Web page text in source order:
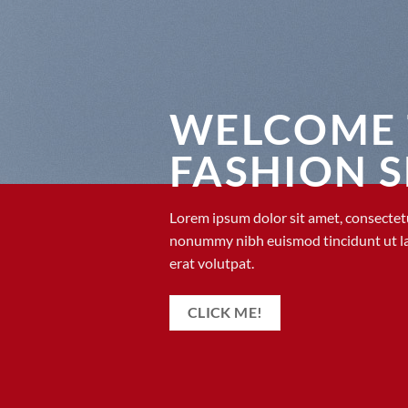
WELCOME
FASHION
Lorem ipsum dolor sit amet,
nonummy nibh euismod tincidunt ut
erat volutpat.
CLICK ME!